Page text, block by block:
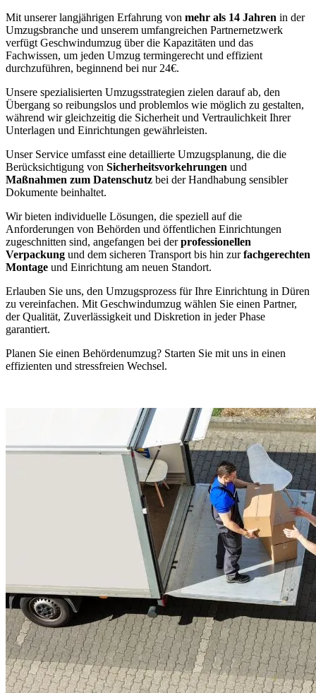
Mit unserer langjährigen Erfahrung von mehr als 14 Jahren in der
Umzugsbranche und unserem umfangreichen Partnernetzwerk
verfügt Geschwindumzug über die Kapazitäten und das
Fachwissen, um jeden Umzug termingerecht und effizient
durchzuführen, beginnend bei nur 24€.
Unsere spezialisierten Umzugsstrategien zielen darauf ab, den
Übergang so reibungslos und problemlos wie möglich zu gestalten,
während wir gleichzeitig die Sicherheit und Vertraulichkeit Ihrer
Unterlagen und Einrichtungen gewährleisten.
Unser Service umfasst eine detaillierte Umzugsplanung, die die
Berücksichtigung von Sicherheitsvorkehrungen und
Maßnahmen zum Datenschutz bei der Handhabung sensibler
Dokumente beinhaltet.
Wir bieten individuelle Lösungen, die speziell auf die
Anforderungen von Behörden und öffentlichen Einrichtungen
zugeschnitten sind, angefangen bei derprofessionellen
Verpackung und dem sicheren Transport bis hin zurfachgerechten
Montage und Einrichtung am neuen Standort.
Erlauben Sie uns, den Umzugsprozess für Ihre Einrichtung in Düren
zu vereinfachen. Mit Geschwindumzug wählen Sie einen Partner,
der Qualität, Zuverlässigkeit und Diskretion in jeder Phase
garantiert.
Planen Sie einen Behördenumzug? Starten Sie mit uns in einen
effizienten und stressfreien Wechsel.